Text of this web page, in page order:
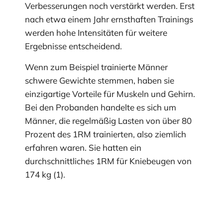
Verbesserungen noch verstärkt werden. Erst
nach etwa einem Jahr ernsthaften Trainings
werden hohe Intensitäten für weitere
Ergebnisse entscheidend.
Wenn zum Beispiel trainierte Männer
schwere Gewichte stemmen, haben sie
einzigartige Vorteile für Muskeln und Gehirn.
Bei den Probanden handelte es sich um
Männer, die regelmäßig Lasten von über 80
Prozent des 1RM trainierten, also ziemlich
erfahren waren. Sie hatten ein
durchschnittliches 1RM für Kniebeugen von
174 kg (1).